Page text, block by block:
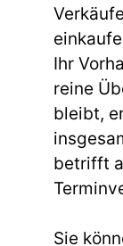
Ihr
reine
bleibt,
betrifft
Sie